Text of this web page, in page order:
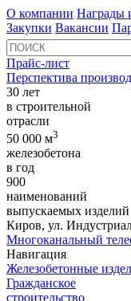
О компании Награды
Закупки Вакансии
Прайс-лист
Перспектива
30 лет
в строительной
отрасли
50 000 м3
железобетона
в год
900
наименований
выпускаемых изделий
Киров, ул.
Многоканальный
Навигация
Железобетонные
Гражданское
строительство